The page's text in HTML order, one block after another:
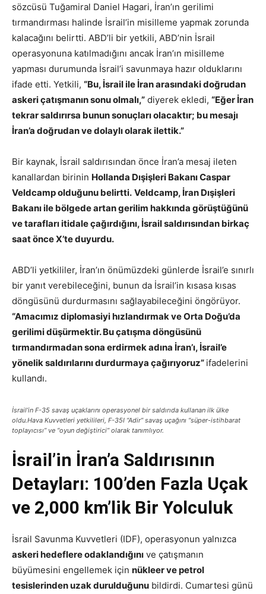
sözcüsü Tuğamiral Daniel Hagari, İran’ın gerilimi
tırmandırması halinde İsrail’in misilleme yapmak zorunda
kalacağını belirtti. ABD’li bir yetkili, ABD’nin İsrail
operasyonuna katılmadığını ancak İran’ın misilleme
yapması durumunda İsrail’i savunmaya hazır olduklarını
ifade etti. Yetkili, “Bu, İsrail ile İran arasındaki doğrudan
askeri çatışmanın sonu olmalı,” diyerek ekledi, “Eğer İran
tekrar saldırırsa bunun sonuçları olacaktır; bu mesajı
İran’a doğrudan ve dolaylı olarak ilettik.”
Bir kaynak, İsrail saldırısından önce İran’a mesaj ileten
kanallardan birinin Hollanda Dışişleri Bakanı Caspar
Veldcamp olduğunu belirtti. Veldcamp, İran Dışişleri
Bakanı ile bölgede artan gerilim hakkında görüştüğünü
ve tarafları itidale çağırdığını, İsrail saldırısından birkaç
saat önce X’te duyurdu.
ABD’li yetkililer, İran’ın önümüzdeki günlerde İsrail’e sınırlı
bir yanıt verebileceğini, bunun da İsrail’in kısasa kısas
döngüsünü durdurmasını sağlayabileceğini öngörüyor.
“Amacımız diplomasiyi hızlandırmak ve Orta Doğu’da
gerilimi düşürmektir. Bu çatışma döngüsünü
tırmandırmadan sona erdirmek adına İran’ı, İsrail’e
yönelik saldırılarını durdurmaya çağırıyoruz” ifadelerini
kullandı.
İsrail’in F-35 savaş uçaklarını operasyonel bir saldırıda kullanan ilk ülke
oldu.Hava Kuvvetleri yetkilileri, F-35I “Adir” savaş uçağını “süper-istihbarat
toplayıcısı” ve “oyun değiştirici” olarak tanımlıyor.
İsrail’in İran’a Saldırısının
Detayları: 100’den Fazla Uçak
ve 2,000 km’lik Bir Yolculuk
İsrail Savunma Kuvvetleri (IDF), operasyonun yalnızca
askeri hedeflere odaklandığını ve çatışmanın
büyümesini engellemek için nükleer ve petrol
tesislerinden uzak durulduğunu bildirdi. Cumartesi günü